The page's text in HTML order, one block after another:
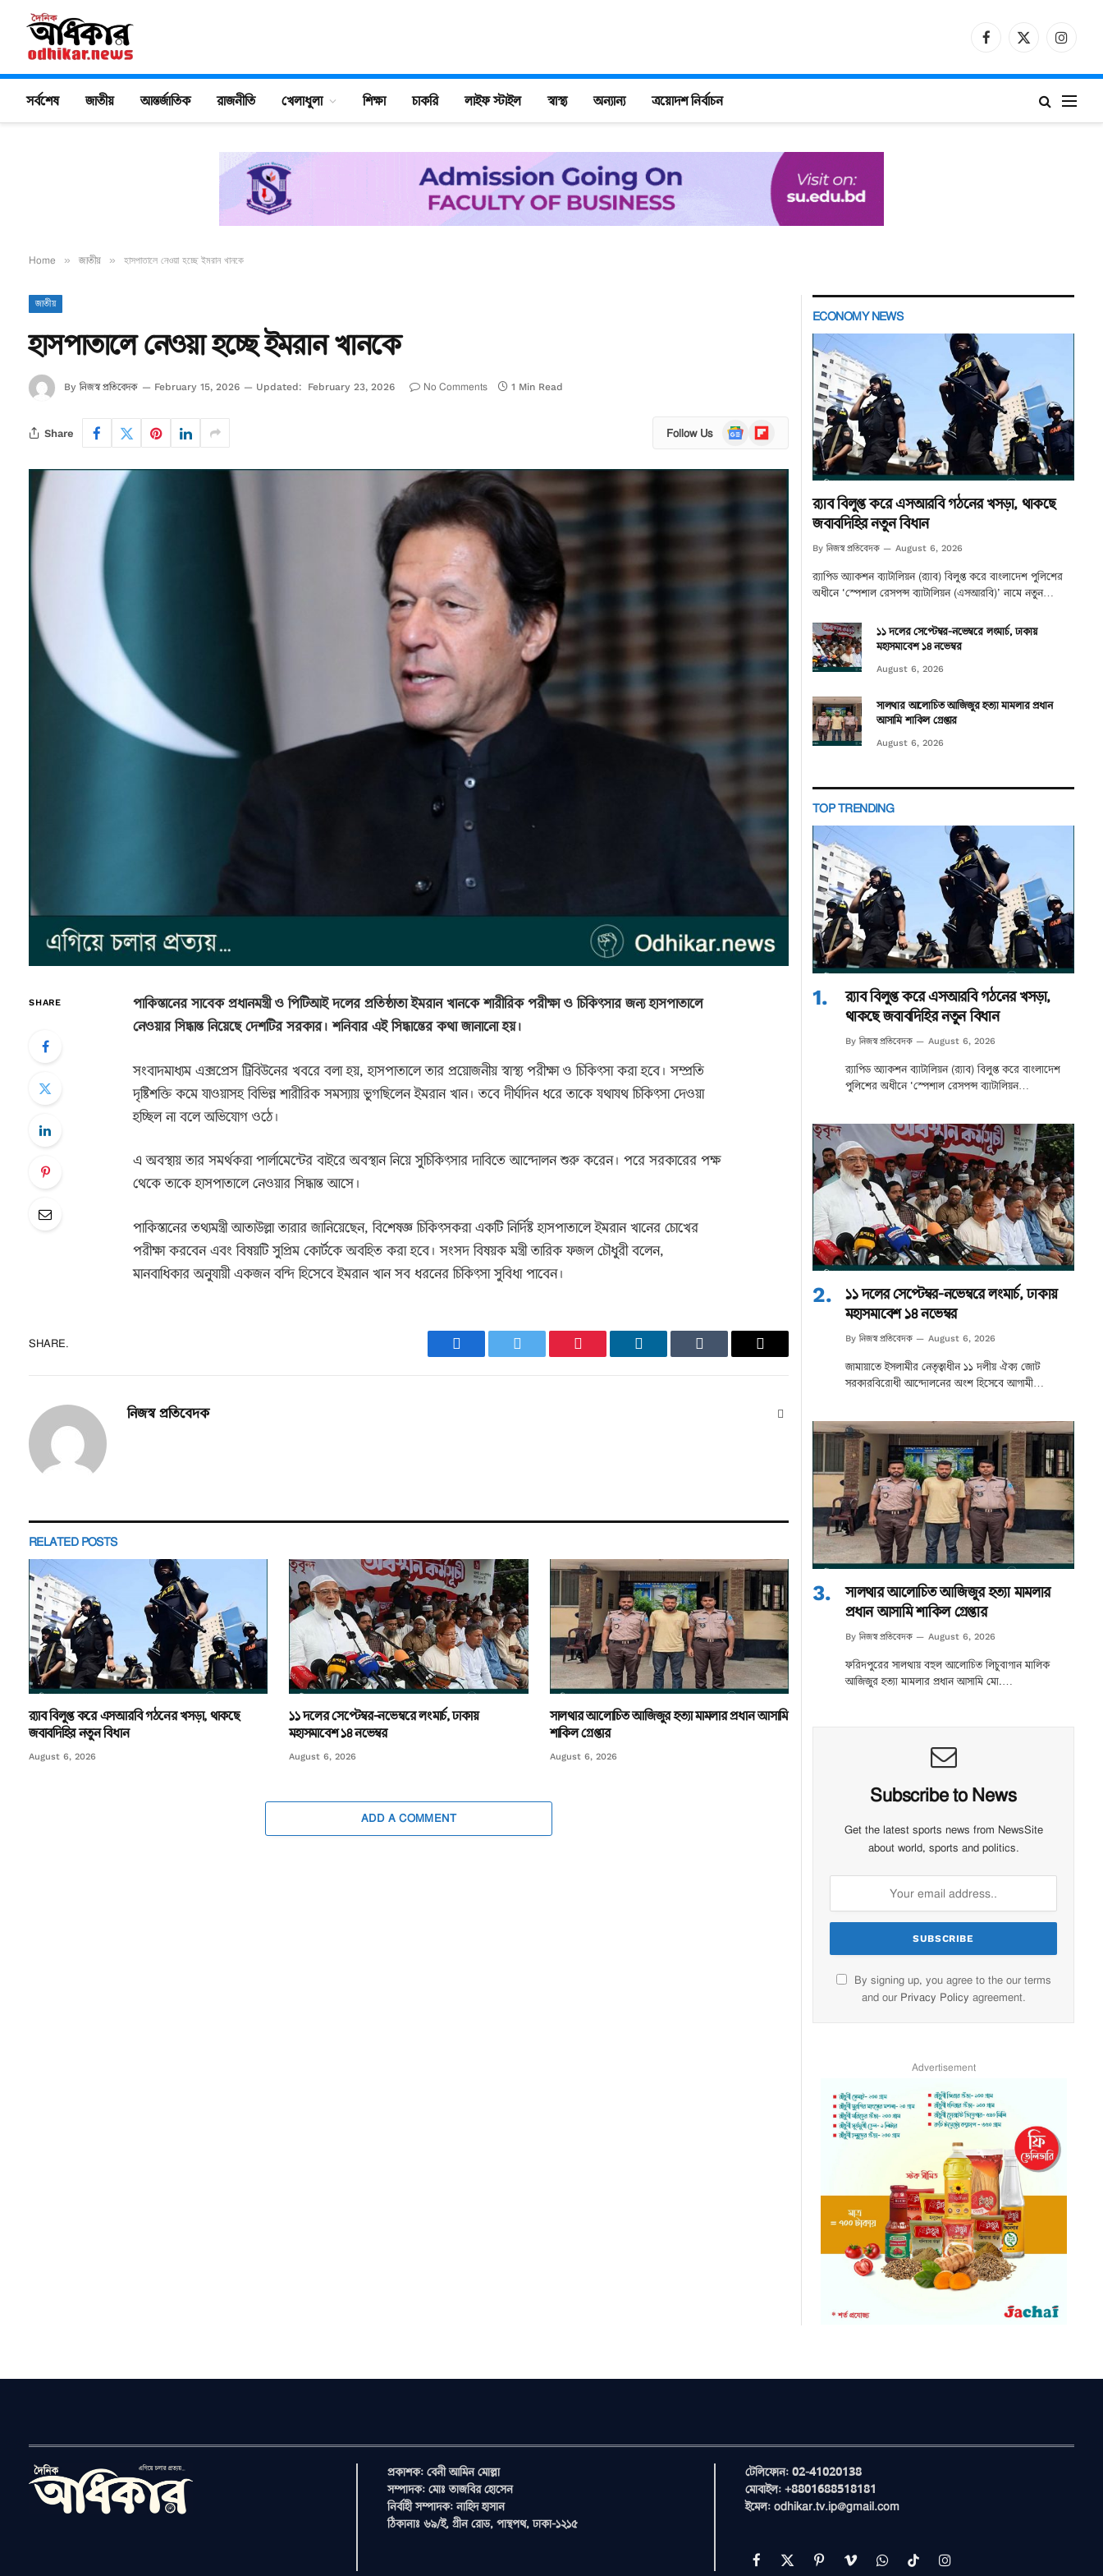
Facebook
X
সর্বশেষ জাতীয় আন্তর্জাতিক রাজনীতি খেলাধুলা শিক্ষা চাকরি লাইফ স্টাইল স্বাস্থ্য অন্যান্য ত্রয়োদশ নির্বাচন
Home » জাতীয় » হাসপাতালে নেওয়া হচ্ছে ইমরান খানকে
জাতীয়
হাসপাতালে নেওয়া হচ্ছে ইমরান খানকে
By নিজস্ব প্রতিবেদক February 15, 2026 Updated: February 23, 2026 No Comments 1 Min Read
Share Follow Us
Google
News
Flipboard
SHARE
পাকিস্তানের সাবেক প্রধানমন্ত্রী ও পিটিআই দলের প্রতিষ্ঠাতা ইমরান খানকে শারীরিক পরীক্ষা ও চিকিৎসার জন্য হাসপাতালে
নেওয়ার সিদ্ধান্ত নিয়েছে দেশটির সরকার। শনিবার এই সিদ্ধান্তের কথা জানানো হয়।
সংবাদমাধ্যম এক্সপ্রেস ট্রিবিউনের খবরে বলা হয়, হাসপাতালে তার প্রয়োজনীয় স্বাস্থ্য পরীক্ষা ও চিকিৎসা করা হবে। সম্প্রতি
দৃষ্টিশক্তি কমে যাওয়াসহ বিভিন্ন শারীরিক সমস্যায় ভুগছিলেন ইমরান খান। তবে দীর্ঘদিন ধরে তাকে যথাযথ চিকিৎসা দেওয়া
হচ্ছিল না বলে অভিযোগ ওঠে।
এ অবস্থায় তার সমর্থকরা পার্লামেন্টের বাইরে অবস্থান নিয়ে সুচিকিৎসার দাবিতে আন্দোলন শুরু করেন। পরে সরকারের পক্ষ
থেকে তাকে হাসপাতালে নেওয়ার সিদ্ধান্ত আসে।
পাকিস্তানের তথ্যমন্ত্রী আতাউল্লা তারার জানিয়েছেন, বিশেষজ্ঞ চিকিৎসকরা একটি নির্দিষ্ট হাসপাতালে ইমরান খানের চোখের
পরীক্ষা করবেন এবং বিষয়টি সুপ্রিম কোর্টকে অবহিত করা হবে। সংসদ বিষয়ক মন্ত্রী তারিক ফজল চৌধুরী বলেন,
মানবাধিকার অনুযায়ী একজন বন্দি হিসেবে ইমরান খান সব ধরনের চিকিৎসা সুবিধা পাবেন।
SHARE.
FacebookTwitter PinterestLinkedIn Tumblr Email
নিজস্ব প্রতিবেদক
RELATED POSTS
র‌্যাব বিলুপ্ত করে এসআরবি গঠনের খসড়া, থাকছে
জবাবদিহির নতুন বিধান
August 6, 2026
১১ দলের সেপ্টেম্বর-নভেম্বরে লংমার্চ, ঢাকায়
মহাসমাবেশ ১৪ নভেম্বর
August 6, 2026
সালথার আলোচিত আজিজুর হত্যা মামলার প্রধান আসামি
শাকিল গ্রেপ্তার
August 6, 2026
ADD A COMMENT
ECONOMY NEWS
র‌্যাব বিলুপ্ত করে এসআরবি গঠনের খসড়া, থাকছে
জবাবদিহির নতুন বিধান
By নিজস্ব প্রতিবেদক August 6, 2026
র‌্যাপিড অ্যাকশন ব্যাটালিয়ন (র‌্যাব) বিলুপ্ত করে বাংলাদেশ পুলিশের
অধীনে ‘স্পেশাল রেসপন্স ব্যাটালিয়ন (এসআরবি)’ নামে নতুন…
১১ দলের সেপ্টেম্বর-নভেম্বরে লংমার্চ, ঢাকায়
মহাসমাবেশ ১৪ নভেম্বর
August 6, 2026
সালথার আলোচিত আজিজুর হত্যা মামলার প্রধান
আসামি শাকিল গ্রেপ্তার
August 6, 2026
TOP TRENDING
র‌্যাব বিলুপ্ত করে এসআরবি গঠনের খসড়া,
থাকছে জবাবদিহির নতুন বিধান
By নিজস্ব প্রতিবেদক August 6, 2026
র‌্যাপিড অ্যাকশন ব্যাটালিয়ন (র‌্যাব) বিলুপ্ত করে বাংলাদেশ
পুলিশের অধীনে ‘স্পেশাল রেসপন্স ব্যাটালিয়ন…
১১ দলের সেপ্টেম্বর-নভেম্বরে লংমার্চ, ঢাকায়
মহাসমাবেশ ১৪ নভেম্বর
By নিজস্ব প্রতিবেদক August 6, 2026
জামায়াতে ইসলামীর নেতৃত্বাধীন ১১ দলীয় ঐক্য জোট
সরকারবিরোধী আন্দোলনের অংশ হিসেবে আগামী…
সালথার আলোচিত আজিজুর হত্যা মামলার
প্রধান আসামি শাকিল গ্রেপ্তার
By নিজস্ব প্রতিবেদক August 6, 2026
ফরিদপুরের সালথায় বহুল আলোচিত লিচুবাগান মালিক
আজিজুর হত্যা মামলার প্রধান আসামি মো.…
Subscribe to News
Get the latest sports news from NewsSite
about world, sports and politics.
By signing up, you agree to the our terms
and our Privacy Policy agreement.
Advertisement
প্রকাশক: বেনী আমিন মোল্লা
সম্পাদক: মোঃ তাজবির হোসেন
নির্বাহী সম্পাদক: নাহিদ হাসান
ঠিকানাঃ ৬৯/ই, গ্রীন রোড, পান্থপথ, ঢাকা-১২১৫
টেলিফোন: 02-41020138
মোবাইল: +8801688518181
ইমেল: odhikar.tv.ip@gmail.com
Facebook
X PinterestVimeoWhatsAppTikTokInstagram